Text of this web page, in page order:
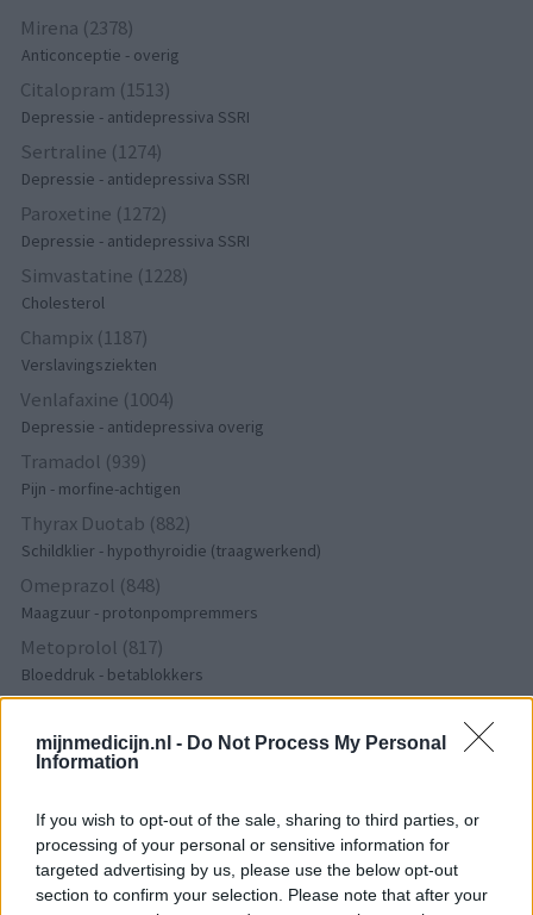
mijnmedicijn.nl - Do Not Process My Personal
Information
If you wish to opt-out of the sale, sharing to third parties, or
processing of your personal or sensitive information for
targeted advertising by us, please use the below opt-out
section to confirm your selection. Please note that after your
Mirena (2378)
Anticonceptie - overig
Citalopram (1513)
Depressie - antidepressiva SSRI
Sertraline (1274)
Depressie - antidepressiva SSRI
Paroxetine (1272)
Depressie - antidepressiva SSRI
Simvastatine (1228)
Cholesterol
Champix (1187)
Verslavingsziekten
Venlafaxine (1004)
Depressie - antidepressiva overig
Tramadol (939)
Pijn - morfine-achtigen
Thyrax Duotab (882)
Schildklier - hypothyroidie (traagwerkend)
Omeprazol (848)
Maagzuur - protonpompremmers
Metoprolol (817)
Bloeddruk - betablokkers
Epilepsie
Furabid (735)
Mirtazapine (731)
Depressie - antidepressiva overig
Amitriptyline (699)